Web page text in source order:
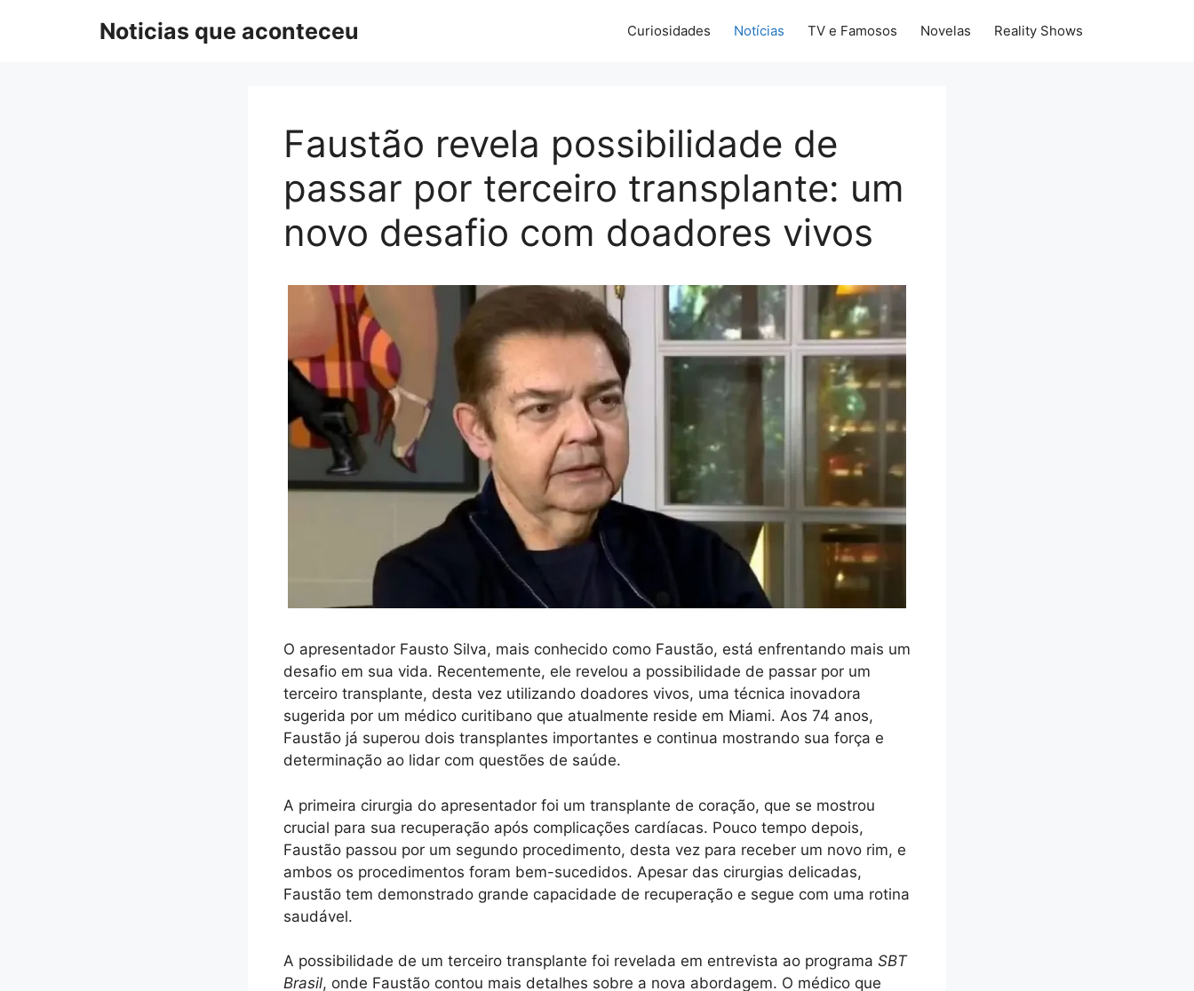
Noticias que aconteceu Curiosidades Notícias TV e Famosos Novelas Reality Shows
Faustão revela possibilidade de
passar por terceiro transplante: um
novo desafio com doadores vivos
O apresentador Fausto Silva, mais conhecido como Faustão, está enfrentando mais um
desafio em sua vida. Recentemente, ele revelou a possibilidade de passar por um
terceiro transplante, desta vez utilizando doadores vivos, uma técnica inovadora
sugerida por um médico curitibano que atualmente reside em Miami. Aos 74 anos,
Faustão já superou dois transplantes importantes e continua mostrando sua força e
determinação ao lidar com questões de saúde.
A primeira cirurgia do apresentador foi um transplante de coração, que se mostrou
crucial para sua recuperação após complicações cardíacas. Pouco tempo depois,
Faustão passou por um segundo procedimento, desta vez para receber um novo rim, e
ambos os procedimentos foram bem-sucedidos. Apesar das cirurgias delicadas,
Faustão tem demonstrado grande capacidade de recuperação e segue com uma rotina
saudável.
A possibilidade de um terceiro transplante foi revelada em entrevista ao programa SBT
Brasil, onde Faustão contou mais detalhes sobre a nova abordagem. O médico que